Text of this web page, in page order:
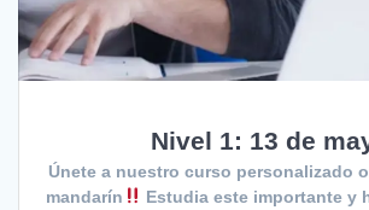
Nivel 1: 13 de
Únete a nuestro curso personalizado
mandarín
Estudia este importante y